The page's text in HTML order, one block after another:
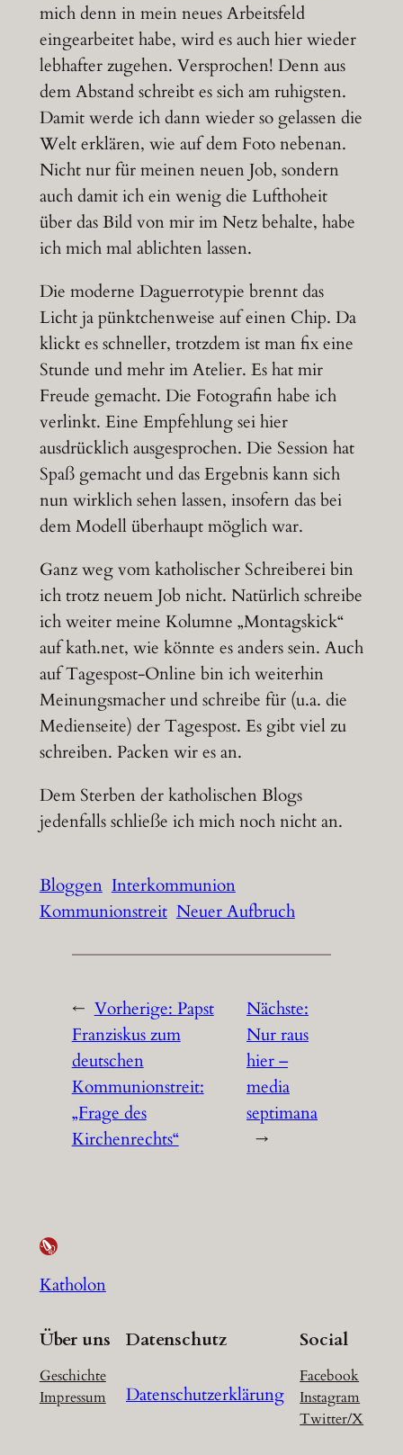
mich denn in mein neues Arbeitsfeld
eingearbeitet habe, wird es auch hier wieder
lebhafter zugehen. Versprochen! Denn aus
dem Abstand schreibt es sich am ruhigsten.
Damit werde ich dann wieder so gelassen die
Welt erklären, wie auf dem Foto nebenan.
Nicht nur für meinen neuen Job, sondern
auch damit ich ein wenig die Lufthoheit
über das Bild von mir im Netz behalte, habe
ich mich mal ablichten lassen.
Die moderne Daguerrotypie brennt das
Licht ja pünktchenweise auf einen Chip. Da
klickt es schneller, trotzdem ist man fix eine
Stunde und mehr im Atelier. Es hat mir
Freude gemacht. Die Fotografin habe ich
verlinkt. Eine Empfehlung sei hier
ausdrücklich ausgesprochen. Die Session hat
Spaß gemacht und das Ergebnis kann sich
nun wirklich sehen lassen, insofern das bei
dem Modell überhaupt möglich war.
Ganz weg vom katholischer Schreiberei bin
ich trotz neuem Job nicht. Natürlich schreibe
ich weiter meine Kolumne „Montagskick“
auf kath.net, wie könnte es anders sein. Auch
auf Tagespost-Online bin ich weiterhin
Meinungsmacher und schreibe für (u.a. die
Medienseite) der Tagespost. Es gibt viel zu
schreiben. Packen wir es an.
Dem Sterben der katholischen Blogs
jedenfalls schließe ich mich noch nicht an.
Bloggen Interkommunion
Kommunionstreit Neuer Aufbruch
← Vorherige: Papst
Franziskus zum
deutschen
Kommunionstreit:
„Frage des
Kirchenrechts“
Nächste:
Nur raus
hier –
media
septimana
→
Katholon
Über uns
Geschichte
Impressum
Datenschutz
Datenschutzerklärung
Social
Facebook
Instagram
Twitter/X